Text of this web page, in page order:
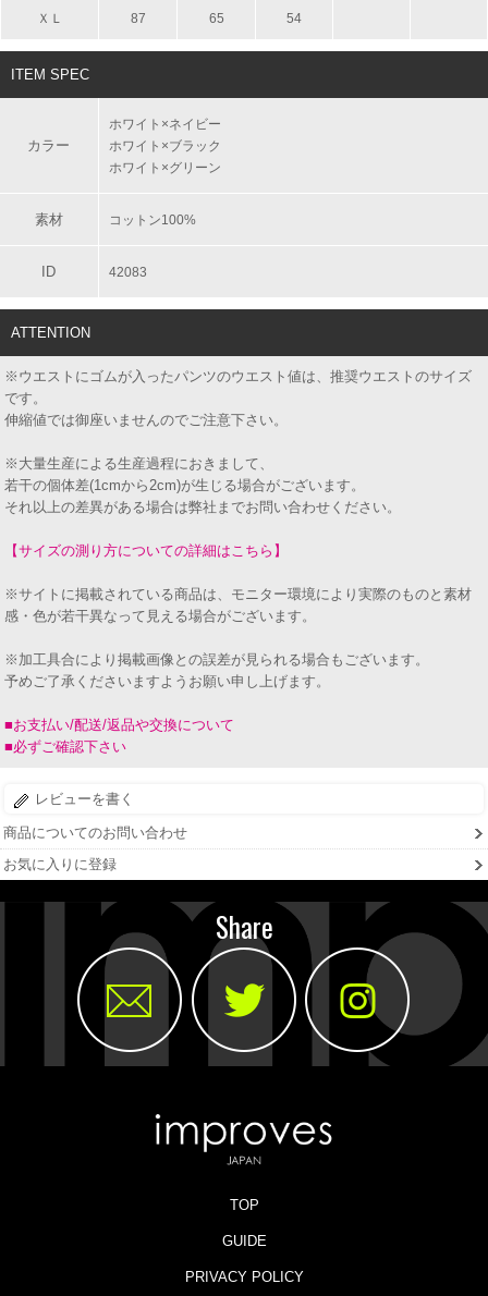
ＸＬ 87 65 54
ITEM SPEC
カラー
ホワイト×ネイビー
ホワイト×ブラック
ホワイト×グリーン
素材 コットン100%
ID 42083
ATTENTION
※ウエストにゴムが入ったパンツのウエスト値は、推奨ウエストのサイズ
です。
伸縮値では御座いませんのでご注意下さい。
※大量生産による生産過程におきまして、
若干の個体差(1cmから2cm)が生じる場合がございます。
それ以上の差異がある場合は弊社までお問い合わせください。
【サイズの測り方についての詳細はこちら】
※サイトに掲載されている商品は、モニター環境により実際のものと素材
感・色が若干異なって見える場合がございます。
※加工具合により掲載画像との誤差が見られる場合もございます。
予めご了承くださいますようお願い申し上げます。
■お支払い/配送/返品や交換について
■必ずご確認下さい
レビューを書く
商品についてのお問い合わせ
お気に入りに登録
Share
TOP
GUIDE
PRIVACY POLICY